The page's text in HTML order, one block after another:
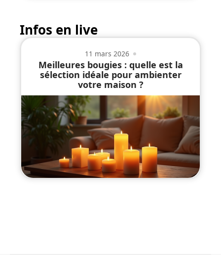
Infos en live
11 mars 2026
Meilleures bougies : quelle est la
sélection idéale pour ambienter
votre maison ?